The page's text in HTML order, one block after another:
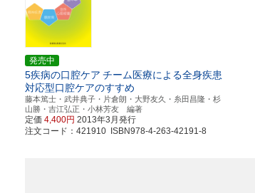
発売中
5疾病の口腔ケア チーム医療による全身疾患
対応型口腔ケアのすすめ
藤本篤士・武井典子・片倉朗・大野友久・糸田昌隆・杉
山勝・吉江弘正・小林芳友 編著
定価 4,400円 2013年3月発行
注文コード：421910 ISBN978-4-263-42191-8